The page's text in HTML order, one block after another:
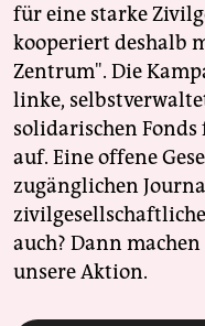
für eine starke
kooperiert deshalb
Zentrum". Die
linke,
solidarischen
auf. Eine offene
zugänglichen
auch? Dann
unsere Aktion.